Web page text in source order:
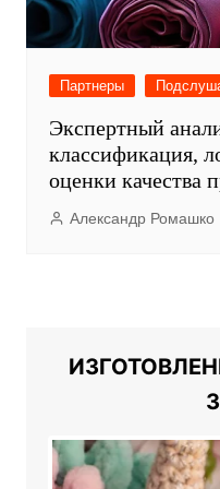
Партнеры
Экспертный
классификация,
оценки качества
Александр Ромашко